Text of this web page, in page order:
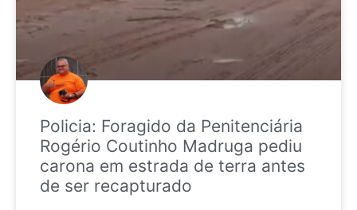
Policia: Foragido da Penitenciária
Rogério Coutinho Madruga pediu
carona em estrada de terra antes
de ser recapturado